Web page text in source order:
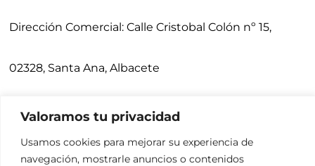
Valoramos tu privacidad
Usamos cookies para mejorar su experiencia de
navegación, mostrarle anuncios o contenidos
Dirección Comercial:Calle Cristobal Colón nº 15,
02328, Santa Ana, Albacete
Teléfonos: 675 900 640, 967 271 031
Email: administracion@redciudad.es